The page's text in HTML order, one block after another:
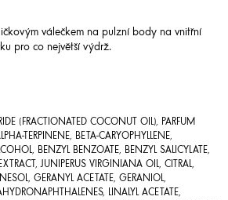
válečkem na pulzní body na vnitřní
pro co největší výdrž.
(FRACTIONATED COCONUT OIL), PARFUM
TERPINENE, BETA-CARYOPHYLLENE,
BENZYL BENZOATE, BENZYL SALICYLATE,
JUNIPERUS VIRGINIANA OIL, CITRAL,
GERANYL ACETATE, GERANIOL,
LINALYL ACETATE,